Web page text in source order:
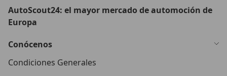
AutoScout24: el mayor mercado de automoción de
Europa
Conócenos
Condiciones Generales